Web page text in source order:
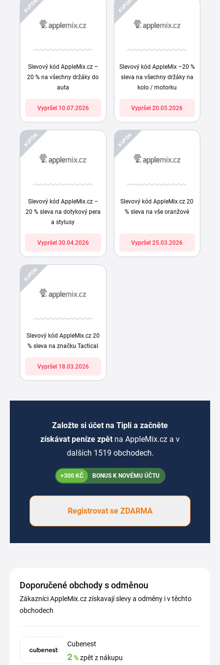
KUPÓN
Slevový kód AppleMix.cz –
20 % na všechny držáky do
auta
Vypršel 10.07.2026
KUPÓN
Slevový kód AppleMix –20 %
sleva na všechny držáky na
kolo / motorku
Vypršel 20.05.2026
KUPÓN
Slevový kód AppleMix.cz –
20 % sleva na dotykový pera
a stylusy
Vypršel 30.04.2026
KUPÓN
Slevový kód AppleMix.cz 20
% sleva na vše oranžové
Vypršel 25.03.2026
KUPÓN
Slevový kód AppleMix.cz 20
% sleva na značku Tactical
Vypršel 18.03.2026
Založte si účet na Tipli a začněte
získávat peníze zpět na AppleMix.cz a v
dalších 1519 obchodech.
+300 KČ BONUS K NOVÉMU ÚČTU
Registrovat se ZDARMA
Doporučené obchody s odměnou
Zákazníci AppleMix.cz získavají slevy a odměny i v těchto
obchodech
Cubenest
2%zpět z nákupu